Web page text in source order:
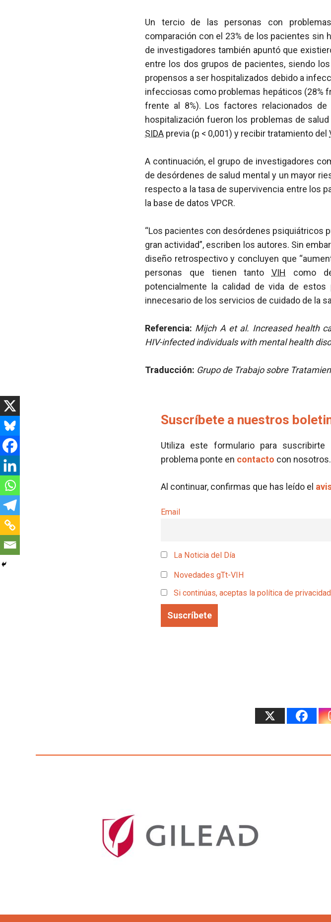
Un tercio de las personas con
comparación con el 23% de los pacientes sin
de investigadores también apuntó que
entre los dos grupos de pacientes, siendo
propensos a ser hospitalizados debido a
infecciosas como problemas hepáticos (28%
frente al 8%). Los factores relacionados
hospitalización fueron los problemas de
SIDA previa (p < 0,001) y recibir tratamiento del
A continuación, el grupo de investigadores
de desórdenes de salud mental y un mayor
respecto a la tasa de supervivencia entre los
la base de datos VPCR.
“Los pacientes con desórdenes psiquiátricos
gran actividad”, escriben los autores. Sin
diseño retrospectivo y concluyen que
personas que tienen tantoVIH
como
potencialmente la calidad de vida de
innecesario de los servicios de cuidado de la
Referencia: Mijch A et al. Increased health
HIV-infected individuals with mental health
Traducción: Grupo de Trabajo sobre
Suscríbete a nuestros
Utiliza este formulario para
problema ponte en contacto con nosotros.
Al continuar, confirmas que has leído el
Email
La Noticia del Día
Novedades gTt-VIH
Si continúas, aceptas la política de privacidad